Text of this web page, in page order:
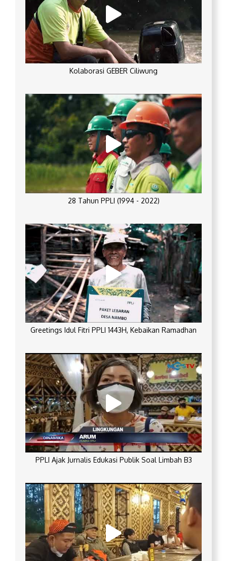
Kolaborasi GEBER Ciliwung
28 Tahun PPLI (1994 - 2022)
Greetings Idul Fitri PPLI 1443H, Kebaikan Ramadhan
PPLI Ajak Jurnalis Edukasi Publik Soal Limbah B3